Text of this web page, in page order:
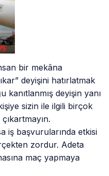
bir mekâna
deyişini hatırlatmak
deyişin yanı
sizin ile ilgili birçok
iş başvurularında etkisi
zordur. Adeta
maç yapmaya